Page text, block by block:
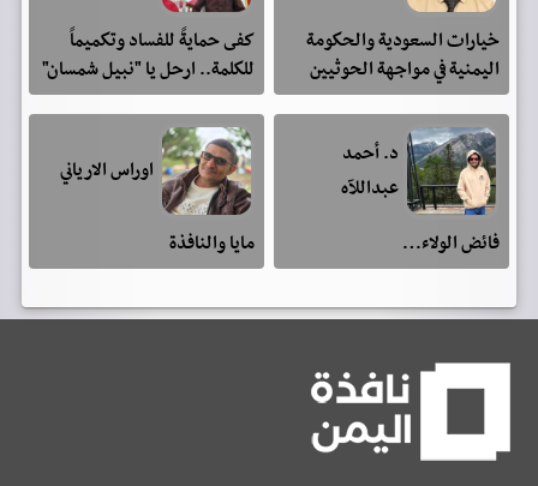
خيارات السعودية والحكومة
اليمنية في مواجهة الحوثيين
كفى حمايةً للفساد وتكميماً
للكلمة.. ارحل يا "نبيل شمسان"
د. أحمد
عبداللآه
فائض الولاء…
اوراس الارياني
مايا والنافذة